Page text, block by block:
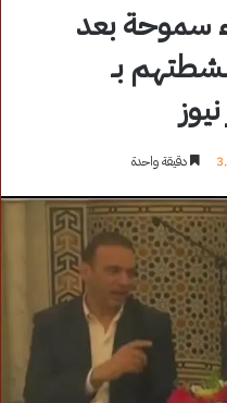
سموحة بعد
بـ
دقيقة واحدة